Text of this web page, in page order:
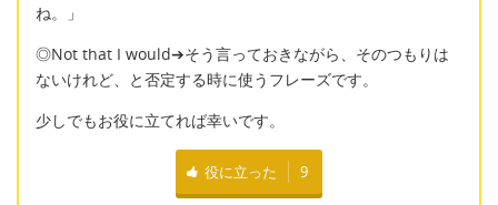
ね。」
◎Not that I would➔そう言っておきながら、そのつもりは
ないけれど、と否定する時に使うフレーズです。
少しでもお役に立てれば幸いです。
役に立った 9